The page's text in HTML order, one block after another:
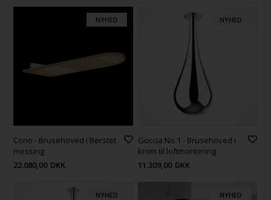
NYHED
Cono - Brusehoved i Børstet
messing
22.080,00 DKK
NYHED
Goccia No.1 - Brusehoved i
krom til loftmontering
11.309,00 DKK
NYHED NYHED